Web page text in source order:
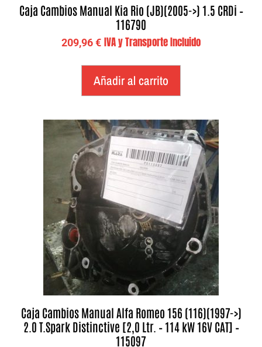
Caja Cambios Manual Kia Rio (JB)(2005->) 1.5 CRDi –
116790
209,96€ IVA y Transporte Incluido
Añadir al carrito
Caja Cambios Manual Alfa Romeo 156 (116)(1997->)
2.0 T.Spark Distinctive [2,0 Ltr. – 114 kW 16V CAT] –
115097